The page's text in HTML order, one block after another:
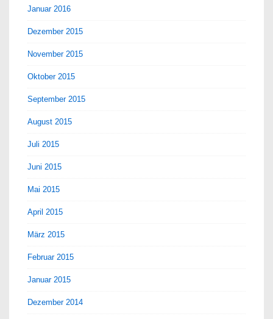
Januar 2016
Dezember 2015
November 2015
Oktober 2015
September 2015
August 2015
Juli 2015
Juni 2015
Mai 2015
April 2015
März 2015
Februar 2015
Januar 2015
Dezember 2014